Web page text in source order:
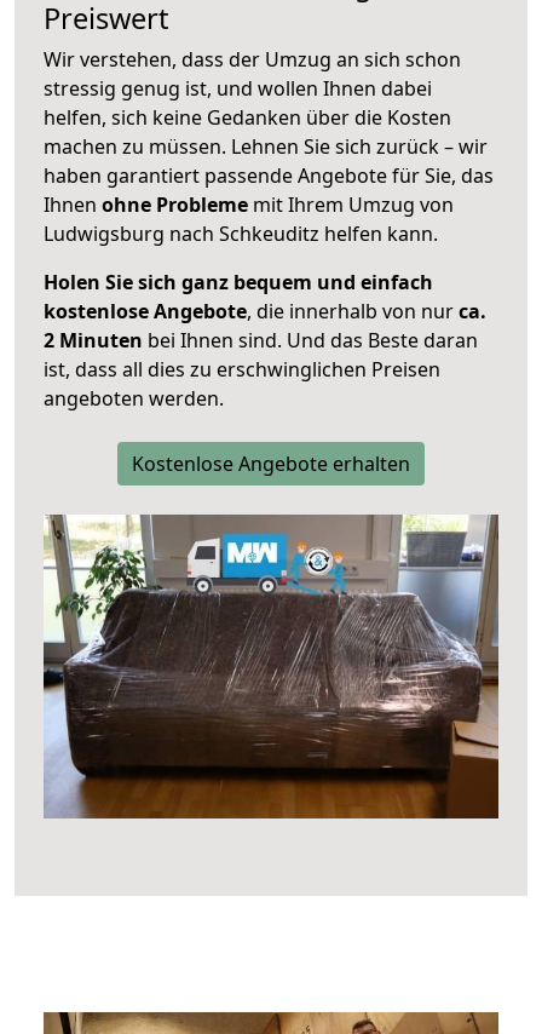
Preiswert
Wir verstehen, dass der Umzug an sich schon
stressig genug ist, und wollen Ihnen dabei
helfen, sich keine Gedanken über die Kosten
machen zu müssen. Lehnen Sie sich zurück – wir
haben garantiert passende Angebote für Sie, das
Ihnen ohne Probleme mit Ihrem Umzug von
Ludwigsburg nach Schkeuditz helfen kann.
Holen Sie sich ganz bequem und einfach
kostenlose Angebote, die innerhalb von nurca.
2 Minuten bei Ihnen sind. Und das Beste daran
ist, dass all dies zu erschwinglichen Preisen
angeboten werden.
Kostenlose Angebote erhalten